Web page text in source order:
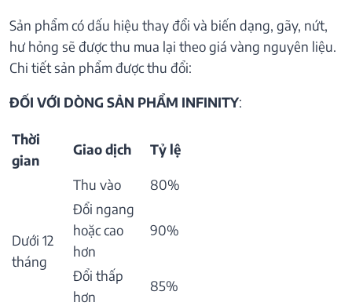
Sản phẩm có dấu hiệu thay đổi và biến dạng, gãy, nứt,
hư hỏng sẽ được thu mua lại theo giá vàng nguyên liệu.
Chi tiết sản phẩm được thu đổi:
ĐỐI VỚI DÒNG SẢN PHẨM INFINITY:
Thời
gian
Giao dịch Tỷ lệ
Dưới 12
tháng
Thu vào
80%
Đổi ngang
hoặc cao
hơn
90%
Đổi thấp
hơn
85%